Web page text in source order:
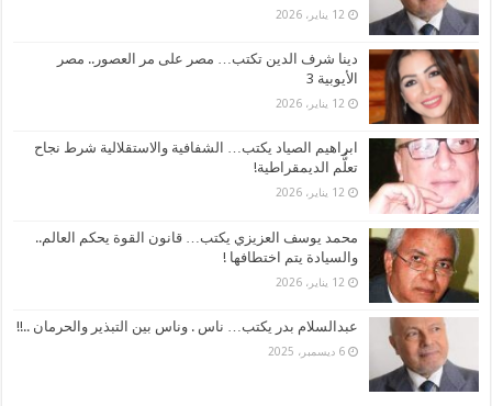
12 يناير، 2026
دينا شرف الدين تكتب… مصر على مر العصور.. مصر
الأيوبية 3
12 يناير، 2026
ابراهيم الصياد يكتب… الشفافية والاستقلالية شرط نجاح
تعلُّم الديمقراطية!
12 يناير، 2026
محمد يوسف العزيزي يكتب… قانون القوة يحكم العالم..
والسيادة يتم اختطافها !
12 يناير، 2026
عبدالسلام بدر يكتب… ناس . وناس بين التبذير والحرمان ..!!
6 ديسمبر، 2025